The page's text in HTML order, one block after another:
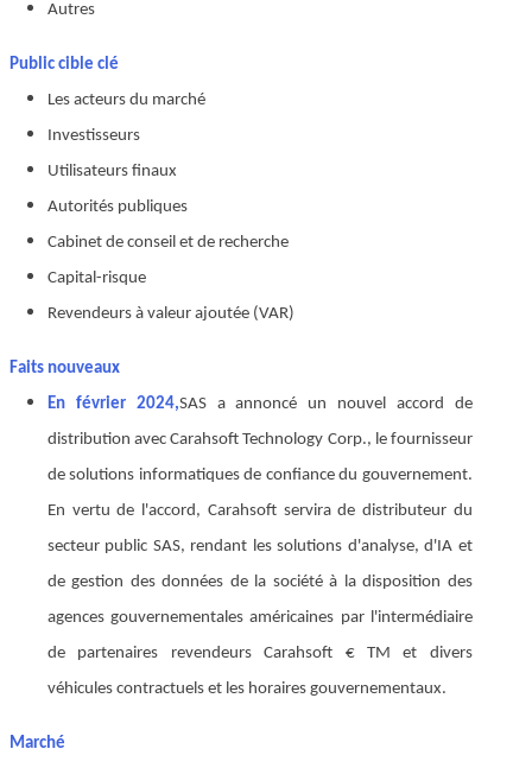
Autres
Public cible clé
Les acteurs du marché
Investisseurs
Utilisateurs finaux
Autorités publiques
Cabinet de conseil et de recherche
Capital-risque
Revendeurs à valeur ajoutée (VAR)
Faits nouveaux
En février 2024,SAS a annoncé un nouvel accord de
distribution avec Carahsoft Technology Corp., le fournisseur
de solutions informatiques de confiance du gouvernement.
En vertu de l'accord, Carahsoft servira de distributeur du
secteur public SAS, rendant les solutions d'analyse, d'IA et
de gestion des données de la société à la disposition des
agences gouvernementales américaines par l'intermédiaire
de partenaires revendeurs Carahsoft € TM et divers
véhicules contractuels et les horaires gouvernementaux.
Marché